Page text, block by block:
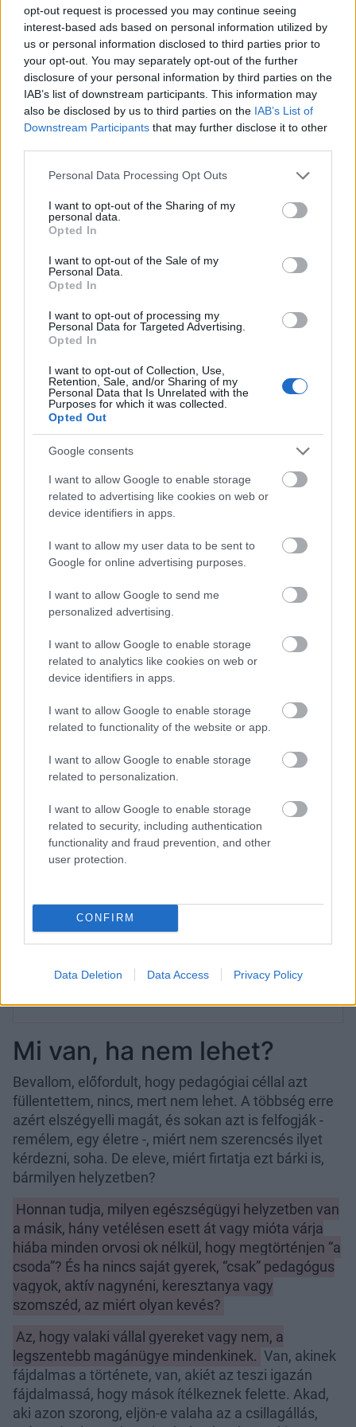
opt-out request is processed you may continue seeing
interest-based ads based on personal information utilized by
us or personal information disclosed to third parties prior to
your opt-out. You may separately opt-out of the further
disclosure of your personal information by third parties on the
IAB’s list of downstream participants. This information may
also be disclosed by us to third parties on the IAB’s List of
Downstream Participants that may further disclose it to other
Please note that this website/app uses one or more Google
not limited to your visit or usage behaviour. You may click to
grant or deny consent to Google and its third-party tags to
use your data for below specified purposes in below Google
consent section.
Personal Data Processing Opt Outs
I want to opt-out of the Sharing of my
personal data.
Opted In
I want to opt-out of the Sale of my
Personal Data.
Opted In
I want to opt-out of processing my
Personal Data for Targeted Advertising.
Opted In
I want to opt-out of Collection, Use,
Retention, Sale, and/or Sharing of my
Personal Data that Is Unrelated with the
Purposes for which it was collected.
Opted Out
Google consents
I want to allow Google to enable storage
related to advertising like cookies on web or
device identifiers in apps.
I want to allow my user data to be sent to
Google for online advertising purposes.
I want to allow Google to send me
personalized advertising.
I want to allow Google to enable storage
related to analytics like cookies on web or
device identifiers in apps.
I want to allow Google to enable storage
related to functionality of the website or app.
I want to allow Google to enable storage
related to personalization.
I want to allow Google to enable storage
related to security, including authentication
functionality and fraud prevention, and other
user protection.
CONFIRM
Data Deletion Data Access Privacy Policy
persze ezt gyakran rá is olvassák, mint
felelőtlensége bizonyítékát. Ahogy azokra, akik
kifutnak az időből, és már orvosi segítséggel sem
tudnak teherbe esni, azt olvassák rá, hogy miért
vártak eddig, meg is érdemlik, mert felelőtlenül
hajszolták a karrierjüket.
Aki meg egyáltalán nem akar gyereket, az pedig
ugye önző, egoista. Aki mindenképpen vérszerintit
akar, az is. Talán csak az örökbefogadás az, ami
ki, az szép dolog. (Miért szebb egyik a másiknál?
Miért hisszük, hogy rálátunk, ki melyiket miért
Bármelyik változat - vagy azok kombinációja -
környezetünknek meglesz a maga markáns
véleménye a döntéseinkről, élethelyzetünkről. A
még csak ne is a szűken vett környezetünket
jelentse. És aki nincs jól azzal, amiben van, annak
ostorcsapás minden egyes komment, ami közvetve-
közvetlenül őt minősíti.
foglalkozom, számtalanszor megkaptam a
baszatlan femináci, szingli macskás nő jelzőket, a
kedvencem, amikor gyerekjogokról beszélek, és
azzal diszkreditálnak, hogy ne pofázzon
gyereknevelésről, akinek nincs sajátja. Ezt még
hogy példaul a gyerekverésre zéró toleranciát
mondok - ahogy amúgy a törvény is -, az “és, neked
van gyereked, ha ilyen okos vagy?” vagy az “és te
mikor szülsz” - választ kapom, nem az jutna
eszembe, hogybasszus, ha nincs, honnan tudod,
Patrick Dempsey tényleg nagyon
Mi van, ha nem lehet?
Bevallom, előfordult, hogy pedagógiai céllal azt
füllentettem, nincs, mert nem lehet. A többség erre
azért elszégyelli magát, és sokan azt is felfogják -
remélem, egy életre -, miért nem szerencsés ilyet
kérdezni, soha. De eleve, miért firtatja ezt bárki is,
bármilyen helyzetben?
Honnan tudja, milyen egészségügyi helyzetben van
a másik, hány vetélésen esett át vagy mióta várja
hiába minden orvosi ok nélkül, hogy megtörténjen “a
csoda”? És ha nincs saját gyerek, “csak” pedagógus
vagyok, aktív nagynéni, keresztanya vagy
szomszéd, az miért olyan kevés?
Az, hogy valaki vállal gyereket vagy nem, a
legszentebb magánügye mindenkinek. Van, akinek
fájdalmas a története, van, akiét az teszi igazán
fájdalmassá, hogy mások ítélkeznek felette. Akad,
aki azon szorong, eljön-e valaha az a csillagállás,